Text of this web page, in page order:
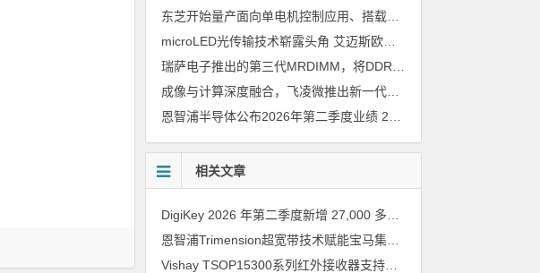
东芝开始量产面向单电机控制应用、搭载Arm Cortex M4内核的小型微控制器
microLED光传输技术崭露头角 艾迈斯欧司朗模拟平台加速AI数据中心高速互连设计
成像与计算深度融合，飞凌微推出新一代车载视觉处理SoC M2
恩智浦半导体公布2026年第二季度业绩 2026年7月30日
相关文章
恩智浦Trimension超宽带技术赋能宝马集团Digital Key Plus及生命体存在检测功能
Vishay TSOP15300系列红外接收器支持所有主流遥控代码